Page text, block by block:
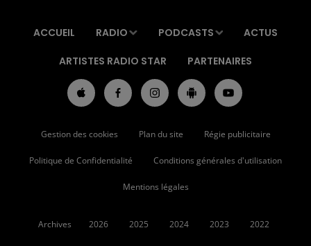
ACCUEIL RADIO PODCASTS ACTUS
ARTISTES RADIO STAR PARTENAIRES
Gestion des cookies Plan du site Régie publicitaire
Politique de Confidentialité Conditions générales d'utilisation
Mentions légales
Archives 2026 2025 2024 2023 2022